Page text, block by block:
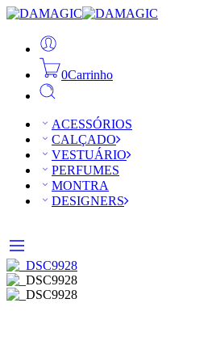
0Carrinho
ACESSÓRIOS
CALÇADO
VESTUÁRIO
PERFUMES
MONTRA
DESIGNERS